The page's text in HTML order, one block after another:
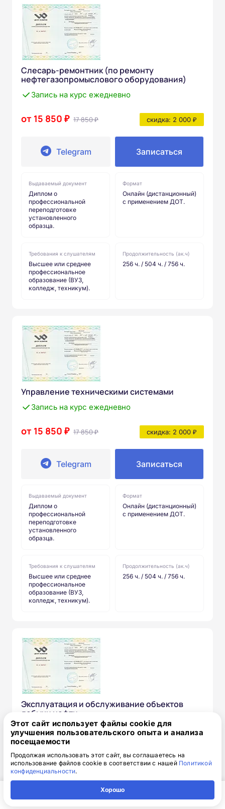
Слесарь-ремонтник (по ремонту
нефтегазопромыслового оборудования)
Запись на курс ежедневно
от 15 850 ₽ 17 850 ₽ скидка: 2 000 ₽
Telegram Записаться
Выдаваемый документ
Диплом о
профессиональной
переподготовке
установленного
образца.
Формат
Онлайн (дистанционный)
с применением ДОТ.
Требования к слушателям
Высшее или среднее
профессиональное
образование (ВУЗ,
колледж, техникум).
Продолжительность (ак.ч)
256 ч. / 504 ч. / 756 ч.
Управление техническими системами
Запись на курс ежедневно
от 15 850 ₽ 17 850 ₽ скидка: 2 000 ₽
Telegram Записаться
Выдаваемый документ
Диплом о
профессиональной
переподготовке
установленного
образца.
Формат
Онлайн (дистанционный)
с применением ДОТ.
Требования к слушателям
Высшее или среднее
профессиональное
образование (ВУЗ,
колледж, техникум).
Продолжительность (ак.ч)
256 ч. / 504 ч. / 756 ч.
Эксплуатация и обслуживание объектов
добычи нефти
Запись на курс ежедневно
от 15 850 ₽ 17 850 ₽ скидка: 2 000 ₽
Этот сайт использует файлы cookie для
улучшения пользовательского опыта и анализа
посещаемости
Продолжая использовать этот сайт, вы соглашаетесь на
использование файлов cookie в соответствии с нашей Политикой
конфиденциальности.
Хорошо